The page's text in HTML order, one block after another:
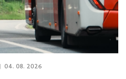
04. 08. 2026